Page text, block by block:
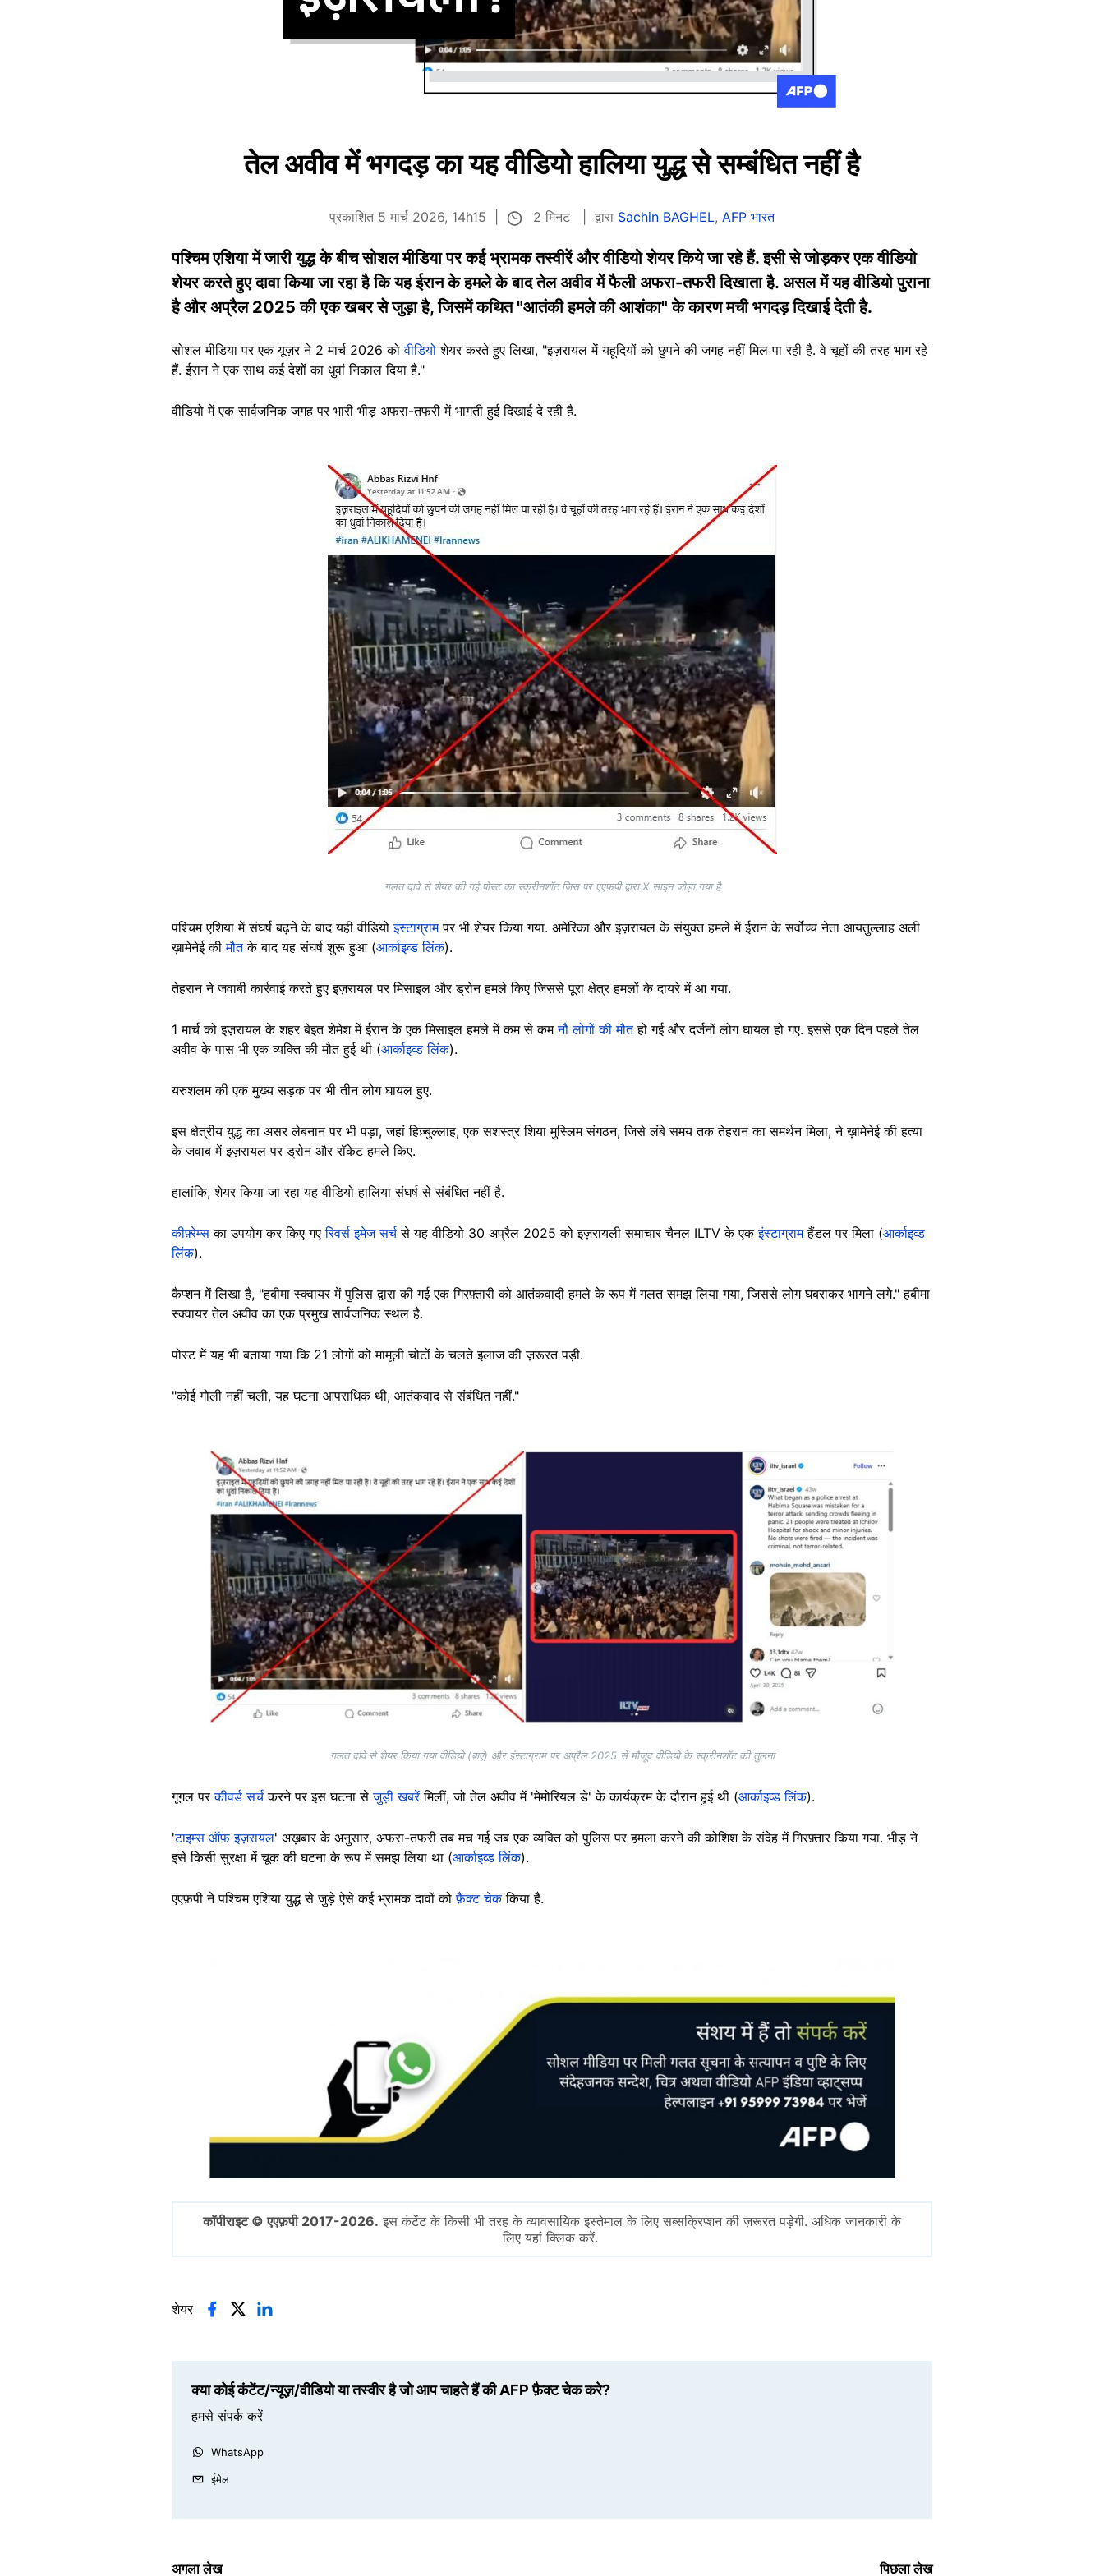
तेल अवीव में भगदड़ का यह वीडियो हालिया युद्ध से सम्बंधित नहीं है
प्रकाशित 5 मार्च 2026, 14h15 2 मिनट द्वारा Sachin BAGHEL, AFP भारत
पश्चिम एशिया में जारी युद्ध के बीच सोशल मीडिया पर कई भ्रामक तस्वीरें और वीडियो शेयर किये जा रहे हैं. इसी से जोड़कर एक वीडियो
शेयर करते हुए दावा किया जा रहा है कि यह ईरान के हमले के बाद तेल अवीव में फैली अफरा-तफरी दिखाता है. असल में यह वीडियो पुराना
है और अप्रैल 2025 की एक खबर से जुड़ा है, जिसमें कथित "आतंकी हमले की आशंका" के कारण मची भगदड़ दिखाई देती है.
सोशल मीडिया पर एक यूज़र ने 2 मार्च 2026 कोवीडियोशेयर करते हुए लिखा, "इज़रायल में यहूदियों को छुपने की जगह नहीं मिल पा रही है. वे चूहों की तरह भाग रहे
हैं. ईरान ने एक साथ कई देशों का धुवां निकाल दिया है."
वीडियो में एक सार्वजनिक जगह पर भारी भीड़ अफरा-तफरी में भागती हुई दिखाई दे रही है.
गलत दावे से शेयर की गई पोस्ट का स्क्रीनशॉट जिस पर एएफ़पी द्वारा X साइन जोड़ा गया है
पश्चिम एशिया में संघर्ष बढ़ने के बाद यही वीडियोइंस्टाग्रामपर भी शेयर किया गया. अमेरिका और इज़रायल के संयुक्त हमले में ईरान के सर्वोच्च नेता आयतुल्लाह अली
ख़ामेनेई कीमौतके बाद यह संघर्ष शुरू हुआ (आर्काइव्ड लिंक).
तेहरान ने जवाबी कार्रवाई करते हुए इज़रायल पर मिसाइल और ड्रोन हमले किए जिससे पूरा क्षेत्र हमलों के दायरे में आ गया.
1 मार्च को इज़रायल के शहर बेइत शेमेश में ईरान के एक मिसाइल हमले में कम से कमनौ लोगों की मौतहो गई और दर्जनों लोग घायल हो गए. इससे एक दिन पहले तेल
अवीव के पास भी एक व्यक्ति की मौत हुई थी (आर्काइव्ड लिंक).
यरुशलम की एक मुख्य सड़क पर भी तीन लोग घायल हुए.
इस क्षेत्रीय युद्ध का असर लेबनान पर भी पड़ा, जहां हिज़्बुल्लाह, एक सशस्त्र शिया मुस्लिम संगठन, जिसे लंबे समय तक तेहरान का समर्थन मिला, ने ख़ामेनेई की हत्या
के जवाब में इज़रायल पर ड्रोन और रॉकेट हमले किए.
हालांकि, शेयर किया जा रहा यह वीडियो हालिया संघर्ष से संबंधित नहीं है.
कीफ़्रेम्सका उपयोग कर किए गएरिवर्स इमेज सर्च से यह वीडियो 30 अप्रैल 2025 को इज़रायली समाचार चैनल ILTV के एकइंस्टाग्रामहैंडल पर मिला (आर्काइव्ड
लिंक).
कैप्शन में लिखा है, "हबीमा स्क्वायर में पुलिस द्वारा की गई एक गिरफ़्तारी को आतंकवादी हमले के रूप में गलत समझ लिया गया, जिससे लोग घबराकर भागने लगे." हबीमा
स्क्वायर तेल अवीव का एक प्रमुख सार्वजनिक स्थल है.
पोस्ट में यह भी बताया गया कि 21 लोगों को मामूली चोटों के चलते इलाज की ज़रूरत पड़ी.
"कोई गोली नहीं चली, यह घटना आपराधिक थी, आतंकवाद से संबंधित नहीं."
Image
गलत दावे से शेयर किया गया वीडियो (बाएं) और इंस्टाग्राम पर अप्रैल 2025 से मौजूद वीडियो के स्क्रीनशॉट की तुलना
गूगल परकीवर्ड सर्च करने पर इस घटना सेजुड़ी खबरेंमिलीं, जो तेल अवीव में 'मेमोरियल डे' के कार्यक्रम के दौरान हुई थी (आर्काइव्ड लिंक).
'टाइम्स ऑफ़ इज़रायल' अख़बार के अनुसार, अफरा-तफरी तब मच गई जब एक व्यक्ति को पुलिस पर हमला करने की कोशिश के संदेह में गिरफ़्तार किया गया. भीड़ ने
इसे किसी सुरक्षा में चूक की घटना के रूप में समझ लिया था (आर्काइव्ड लिंक).
एएफ़पी ने पश्चिम एशिया युद्ध से जुड़े ऐसे कई भ्रामक दावों कोफ़ैक्ट चेककिया है.
कॉपीराइट © एएफ़पी 2017-2026. इस कंटेंट के किसी भी तरह के व्यावसायिक इस्तेमाल के लिए सब्सक्रिप्शन की ज़रूरत पड़ेगी. अधिक जानकारी के
लिए यहां क्लिक करें.
शेयर
क्या कोई कंटेंट/न्यूज़/वीडियो या तस्वीर है जो आप चाहते हैं की AFP फ़ैक्ट चेक करे?
हमसे संपर्क करें
WhatsApp
ईमेल
अगला लेख पिछला लेख